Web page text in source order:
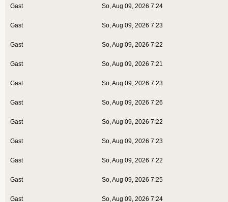
Gast So, Aug 09, 2026 7:24
Gast So, Aug 09, 2026 7:23
Gast So, Aug 09, 2026 7:22
Gast So, Aug 09, 2026 7:21
Gast So, Aug 09, 2026 7:23
Gast So, Aug 09, 2026 7:26
Gast So, Aug 09, 2026 7:22
Gast So, Aug 09, 2026 7:23
Gast So, Aug 09, 2026 7:22
Gast So, Aug 09, 2026 7:25
Gast So, Aug 09, 2026 7:24